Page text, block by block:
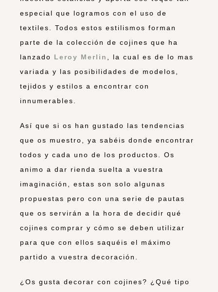
especial que logramos con el uso de
textiles. Todos estos estilismos forman
parte de la colección de cojines que ha
lanzado Leroy Merlin , la cual es de lo mas
variada y las posibilidades de modelos,
tejidos y estilos a encontrar con
innumerables.
Así que si os han gustado las tendencias
que os muestro, ya sabéis donde encontrar
todos y cada uno de los productos. Os
animo a dar rienda suelta a vuestra
imaginación, estas son solo algunas
propuestas pero con una serie de pautas
que os servirán a la hora de decidir qué
cojines comprar y cómo se deben utilizar
para que con ellos saquéis el máximo
partido a vuestra decoración.
¿Os gusta decorar con cojines? ¿Qué tipo